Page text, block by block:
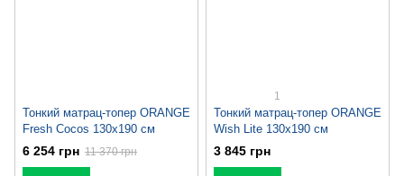
Тонкий матрац-топер ORANGE
Fresh Cocos 130х190 см
6 254 грн 11 370 грн
1
Тонкий матрац-топер ORANGE
Wish Lite 130x190 см
3 845 грн